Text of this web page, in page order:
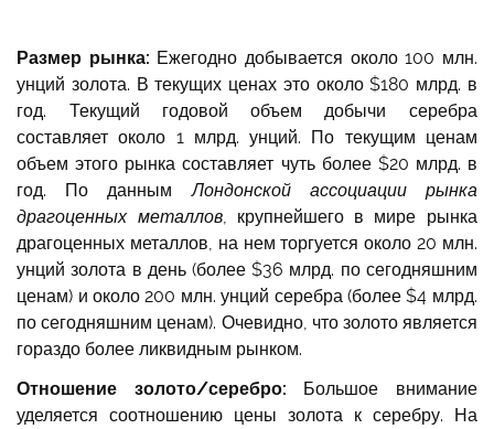
Размер рынка: Ежегодно добывается около 100 млн.
унций золота. В текущих ценах это около $180 млрд. в
год. Текущий годовой объем добычи серебра
составляет около 1 млрд. унций. По текущим ценам
объем этого рынка составляет чуть более $20 млрд. в
год. По даннымЛондонской ассоциации рынка
драгоценных металлов, крупнейшего в мире рынка
драгоценных металлов, на нем торгуется около 20 млн.
унций золота в день (более $36 млрд. по сегодняшним
ценам) и около 200 млн. унций серебра (более $4 млрд.
по сегодняшним ценам). Очевидно, что золото является
гораздо более ликвидным рынком.
Отношение золото/серебро: Большое внимание
уделяется соотношению цены золота к серебру. На